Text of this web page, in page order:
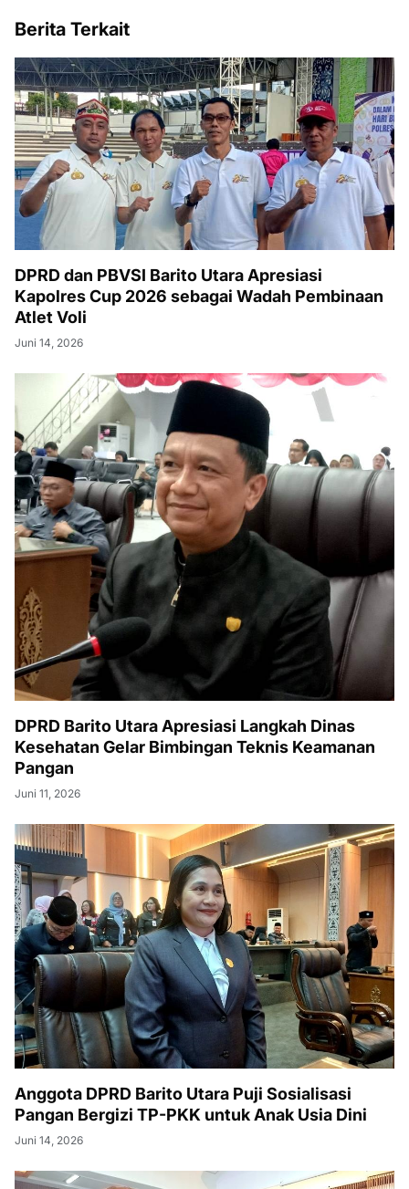
Berita Terkait
DPRD dan PBVSI Barito Utara Apresiasi
Kapolres Cup 2026 sebagai Wadah Pembinaan
Atlet Voli
Juni 14, 2026
DPRD Barito Utara Apresiasi Langkah Dinas
Kesehatan Gelar Bimbingan Teknis Keamanan
Pangan
Juni 11, 2026
Anggota DPRD Barito Utara Puji Sosialisasi
Pangan Bergizi TP-PKK untuk Anak Usia Dini
Juni 14, 2026